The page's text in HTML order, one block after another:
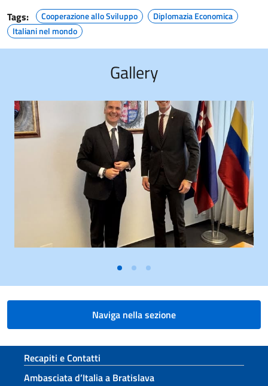
Tags: Cooperazione allo Sviluppo
Diplomazia Economica
Italiani nel mondo
Gallery
Naviga nella sezione
Sezione footer
Recapiti e Contatti
Ambasciata d’Italia a Bratislava